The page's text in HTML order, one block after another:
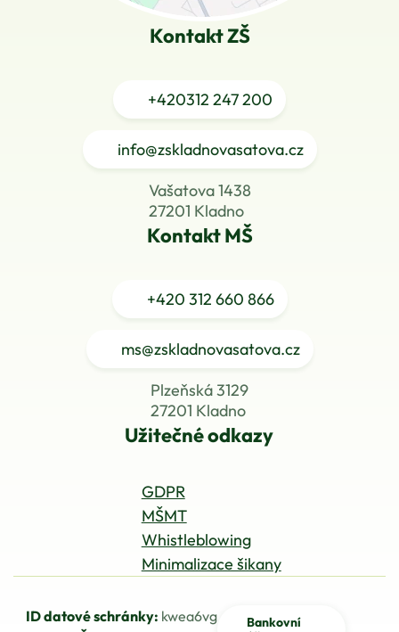
Kontakt ZŠ
+420312 247 200
info@zskladnovasatova.cz
Vašatova 1438
27201 Kladno
Kontakt MŠ
+420 312 660 866
ms@zskladnovasatova.cz
Plzeňská 3129
27201 Kladno
Užitečné odkazy
GDPR
MŠMT
Whistleblowing
Minimalizace šikany
ID datové schránky: kwea6vg
Bankovní